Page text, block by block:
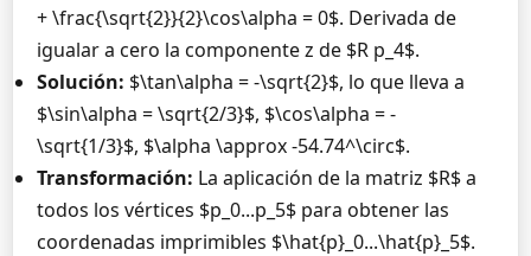
+ \frac{\sqrt{2}}{2}\cos\alpha = 0$. Derivada de
igualar a cero la componente z de $R p_4$.
Solución: $\tan\alpha = -\sqrt{2}$, lo que lleva a
$\sin\alpha = \sqrt{2/3}$, $\cos\alpha = -
\sqrt{1/3}$, $\alpha \approx -54.74^\circ$.
Transformación: La aplicación de la matriz $R$ a
todos los vértices $p_0...p_5$ para obtener las
coordenadas imprimibles $\hat{p}_0...\hat{p}_5$.